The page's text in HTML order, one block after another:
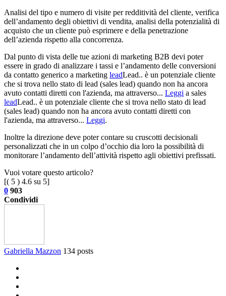
Analisi del tipo e numero di visite per redditività del cliente, verifica
dell’andamento degli obiettivi di vendita, analisi della potenzialità di
acquisto che un cliente può esprimere e della penetrazione
dell’azienda rispetto alla concorrenza.
Dal punto di vista delle tue azioni di marketing B2B devi poter
essere in grado di analizzare i tassi e l’andamento delle conversioni
da contatto generico a marketing leadLead.. è un potenziale cliente
che si trova nello stato di lead (sales lead) quando non ha ancora
avuto contatti diretti con l'azienda, ma attraverso... Leggi a sales
leadLead.. è un potenziale cliente che si trova nello stato di lead
(sales lead) quando non ha ancora avuto contatti diretti con
l'azienda, ma attraverso... Leggi.
Inoltre la direzione deve poter contare su cruscotti decisionali
personalizzati che in un colpo d’occhio dia loro la possibilità di
monitorare l’andamento dell’attività rispetto agli obiettivi prefissati.
Vuoi votare questo articolo?
[( 5 ) 4.6 su 5]
0 903
Condividi
Gabriella Mazzon 134 posts